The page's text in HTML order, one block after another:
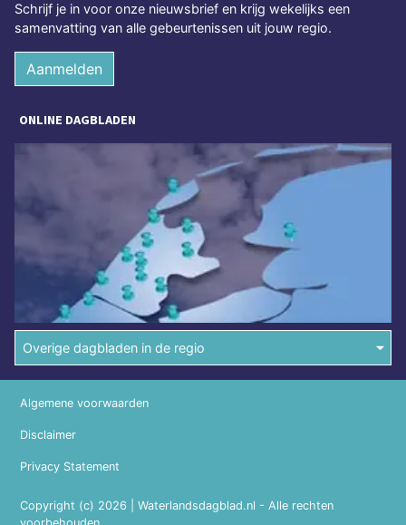
Schrijf je in voor onze nieuwsbrief en krijg wekelijks een
samenvatting van alle gebeurtenissen uit jouw regio.
Aanmelden
ONLINE DAGBLADEN
Overige dagbladen in de regio
Copyright (c) 2026 | Waterlandsdagblad.nl - Alle rechten
Algemene voorwaarden
Disclaimer
Privacy Statement